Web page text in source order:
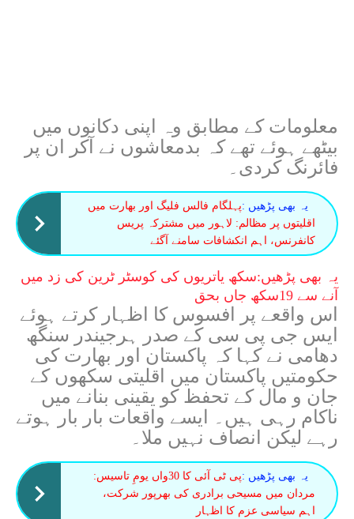
معلومات کے مطابق وہ اپنی دکانوں میں
بیٹھے ہوئے تھے کہ بدمعاشوں نے آکر ان پر
فائرنگ کردی۔
یہ بھی پڑھیں :پہلگام فالس فلیگ اور بھارت میں
اقلیتوں پر مظالم: لاہور میں مشترکہ پریس
کانفرنس، اہم انکشافات سامنے آگئے
یہ بھی پڑھیں:سکھ یاتریوں کی کوسٹر ٹرین کی زد میں
آنے سے 19سکھ جاں بحق
اس واقعے پر افسوس کا اظہار کرتے ہوئے
ایس جی پی سی کے صدر ہرجیندر سنگھ
دھامی نے کہا کہ پاکستان اور بھارت کی
حکومتیں پاکستان میں اقلیتی سکھوں کے
جان و مال کے تحفظ کو یقینی بنانے میں
ناکام رہی ہیں۔ ایسے واقعات بار بار ہوتے
رہے لیکن انصاف نہیں ملا۔
یہ بھی پڑھیں :
پی ٹی آئی کا 30واں یومِ تاسیس:
مردان میں مسیحی برادری کی بھرپور شرکت،
اہم سیاسی عزم کا اظہار